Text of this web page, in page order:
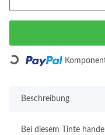
Loading...
Beschreibung
Bei diesem Tinte